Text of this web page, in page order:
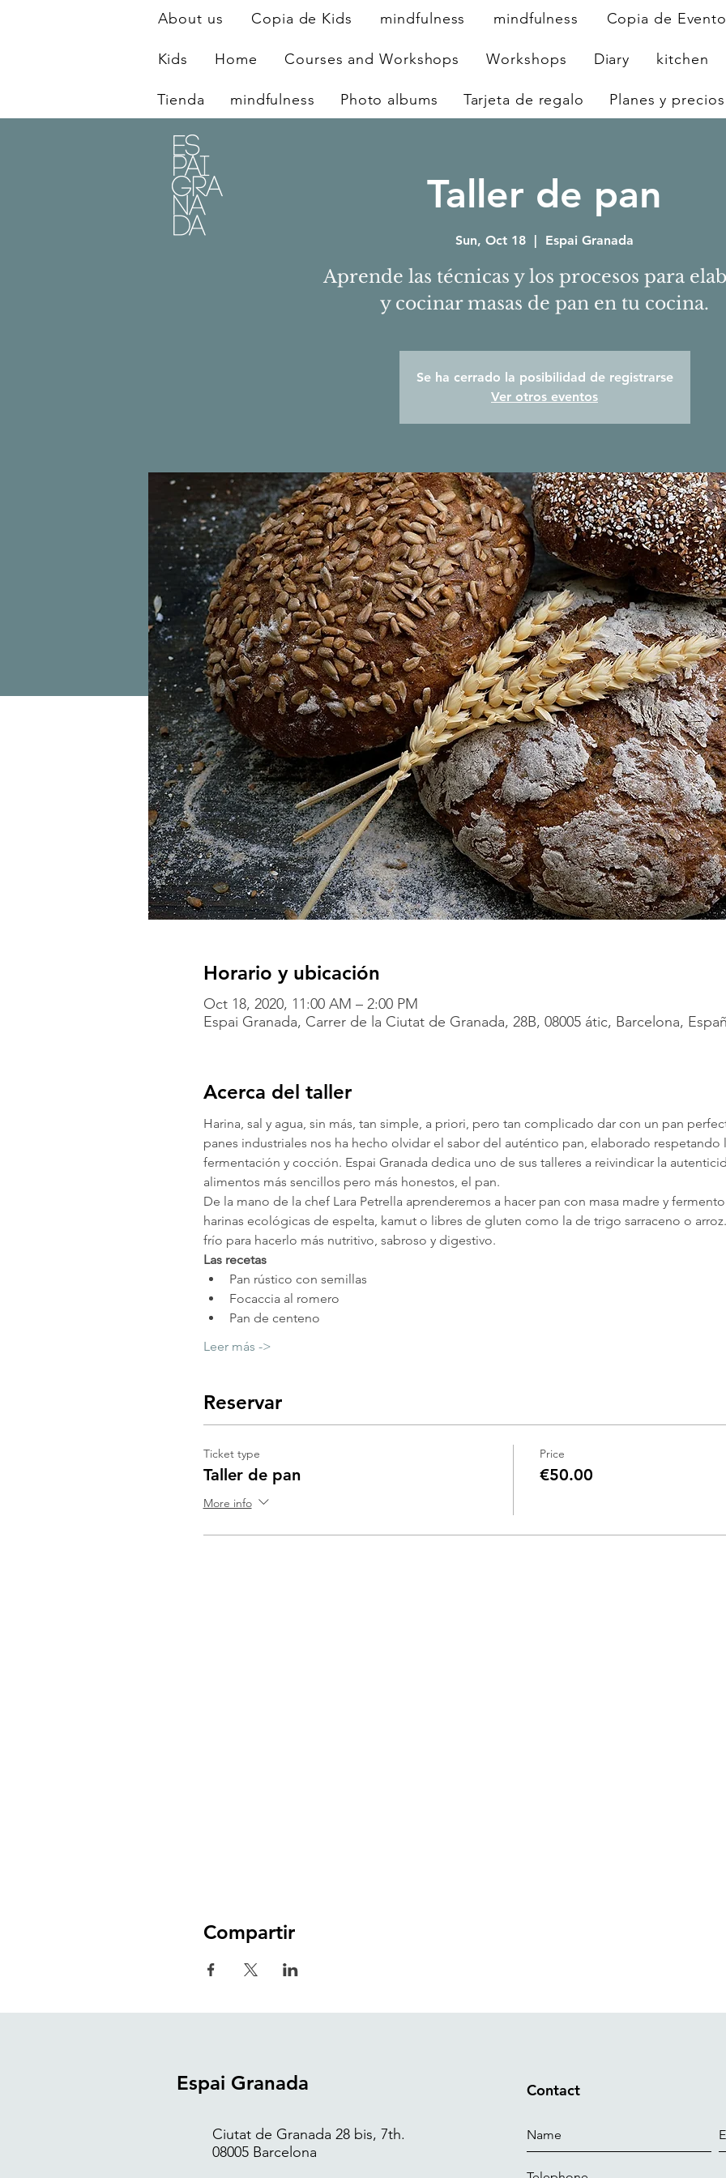
About us Copia de Kids mindfulness mindfulness Copia de
Kids Home Courses and Workshops Workshops Diary kitchen
Tienda mindfulness Photo albums Tarjeta de regalo Planes y precios
Taller de pan
Sun, Oct 18 Espai Granada
Aprende las técnicas y los procesos para
y cocinar masas de pan en tu cocina.
Se ha cerrado la posibilidad de registrarse
Ver otros eventos
Horario y ubicación
Oct 18, 2020, 11:00 AM – 2:00 PM
Espai Granada, Carrer de la Ciutat de Granada, 28B, 08005 átic, Barcelona,
Acerca del taller
Harina, sal y agua, sin más, tan simple, a priori, pero tan complicado dar con un pan
panes industriales nos ha hecho olvidar el sabor del auténtico pan, elaborado
fermentación y cocción. Espai Granada dedica uno de sus talleres a reivindicar la
alimentos más sencillos pero más honestos, el pan.
De la mano de la chef Lara Petrella aprenderemos a hacer pan con masa madre y
harinas ecológicas de espelta, kamut o libres de gluten como la de trigo sarraceno o
frío para hacerlo más nutritivo, sabroso y digestivo.
Las recetas
Pan rústico con semillas
Focaccia al romero
Pan de centeno
Leer más ->
Reservar
Ticket type
Taller de pan
More info
Price
€50.00
Compartir
Espai Granada
Ciutat de Granada 28 bis, 7th.
08005 Barcelona
Contact